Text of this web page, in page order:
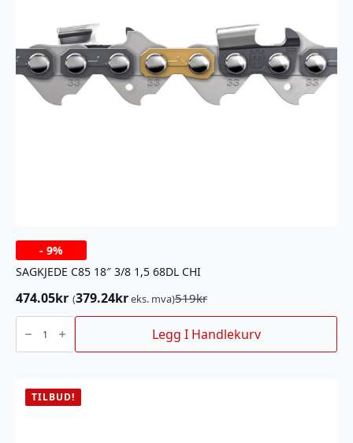
- 9%
SAGKJEDE C85 18″ 3/8 1,5 68DL CHI
519kr
Opprinnelig
pris
var:
519kr.
474.05kr
Nåværende
pris
er:
474.05kr.
(379.24kreks. mva)
SAGKJEDE
18"
3/8
antall
Legg I Handlekurv
TILBUD!